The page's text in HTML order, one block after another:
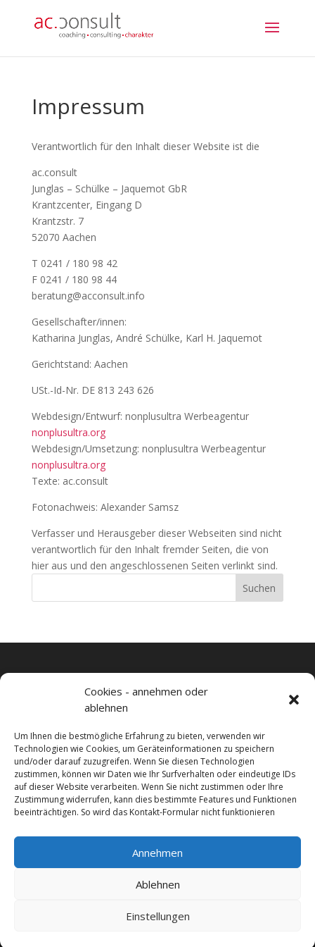
Cookies - annehmen oder
ablehnen
Um Ihnen die bestmögliche Erfahrung zu bieten, verwenden wir
Technologien wie Cookies, um Geräteinformationen zu speichern
und/oder darauf zuzugreifen. Wenn Sie diesen Technologien
zustimmen, können wir Daten wie Ihr Surfverhalten oder eindeutige IDs
auf dieser Website verarbeiten. Wenn Sie nicht zustimmen oder Ihre
Zustimmung widerrufen, kann dies bestimmte Features und Funktionen
beeinträchtigen. So wird das Kontakt-Formular nicht funktionieren
Annehmen
Ablehnen
Einstellungen
Impressum
Verantwortlich für den Inhalt dieser Website ist die
ac.consult
Junglas – Schülke – Jaquemot GbR
Krantzcenter, Eingang D
Krantzstr. 7
52070 Aachen
T 0241 / 180 98 42
F 0241 / 180 98 44
beratung@acconsult.info
Gesellschafter/innen:
Katharina Junglas, André Schülke, Karl H. Jaquemot
Gerichtstand: Aachen
USt.-Id-Nr. DE 813 243 626
Webdesign/Entwurf: nonplusultra Werbeagentur
nonplusultra.org
Webdesign/Umsetzung: nonplusultra Werbeagentur
nonplusultra.org
Texte: ac.consult
Fotonachweis: Alexander Samsz
Verfasser und Herausgeber dieser Webseiten sind nicht
verantwortlich für den Inhalt fremder Seiten, die von
hier aus und den angeschlossenen Seiten verlinkt sind.
Suchen
Impressum Datenschutzerklärung